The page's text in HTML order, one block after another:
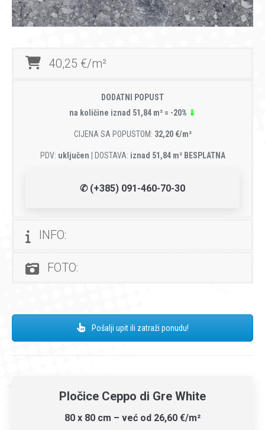
40,25 €/m²
DODATNI POPUST
na količine iznad 51,84 m² = -20% ⇓
CIJENA SA POPUSTOM: 32,20 €/m²
PDV: uključen | DOSTAVA: iznad 51,84 m² BESPLATNA
✆ (+385) 091-460-70-30
INFO:
FOTO:
Pošalji upit ili zatraži ponudu!
Pločice Ceppo di Gre White
80 x 80 cm – već od 26,60 €/m²